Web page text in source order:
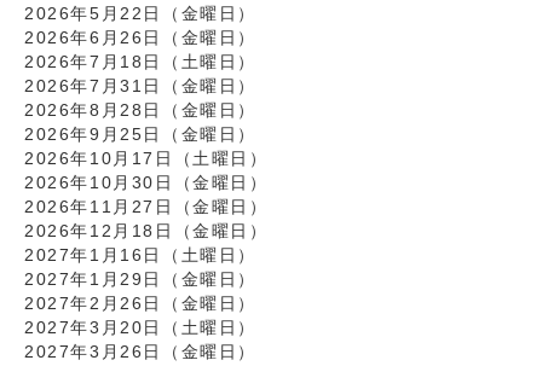
2026年5月22日（金曜日）
2026年6月26日（金曜日）
2026年7月18日（土曜日）
2026年7月31日（金曜日）
2026年8月28日（金曜日）
2026年9月25日（金曜日）
2026年10月17日（土曜日）
2026年10月30日（金曜日）
2026年11月27日（金曜日）
2026年12月18日（金曜日）
2027年1月16日（土曜日）
2027年1月29日（金曜日）
2027年2月26日（金曜日）
2027年3月20日（土曜日）
2027年3月26日（金曜日）